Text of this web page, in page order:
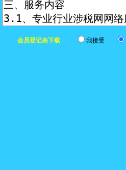
会员登记表下载 我接受